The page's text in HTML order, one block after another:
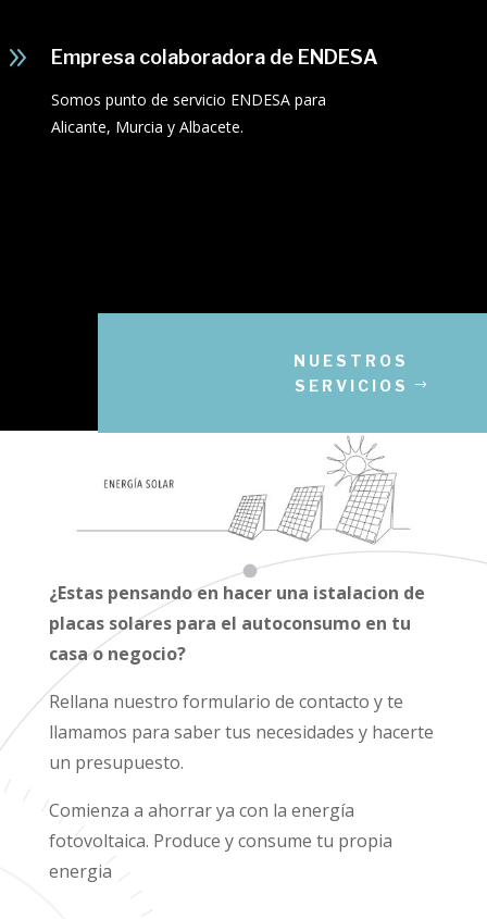
9 Empresa colaboradora de ENDESA
Somos punto de servicio ENDESA para
Alicante, Murcia y Albacete.
NUESTROS
SERVICIOS
¿Estas pensando en hacer una istalacion de
placas solares para el autoconsumo en tu
casa o negocio?
Rellana nuestro formulario de contacto y te
llamamos para saber tus necesidades y hacerte
un presupuesto.
Comienza a ahorrar ya con la energía
fotovoltaica. Produce y consume tu propia
energia